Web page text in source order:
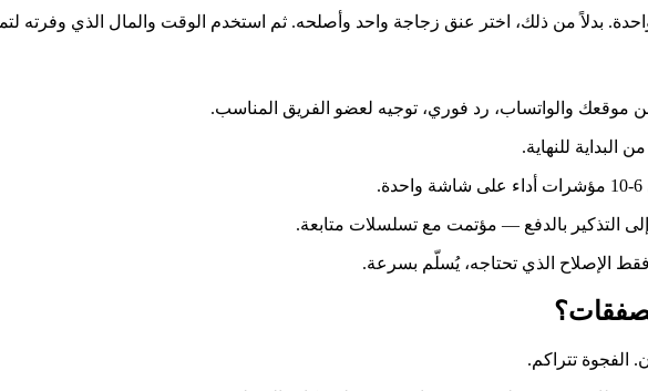
بدلاً من ذلك، اختر عنق زجاجة واحد وأصلحه. ثم استخدم الوقت والمال الذي وفرته
من موقعك والواتساب، رد فوري، توجيه لعضو الفريق المناسب.
البداية للنهاية.
التذكير بالدفع — مؤتمت مع تسلسلات متابعة.
الفجوة تتراكم.